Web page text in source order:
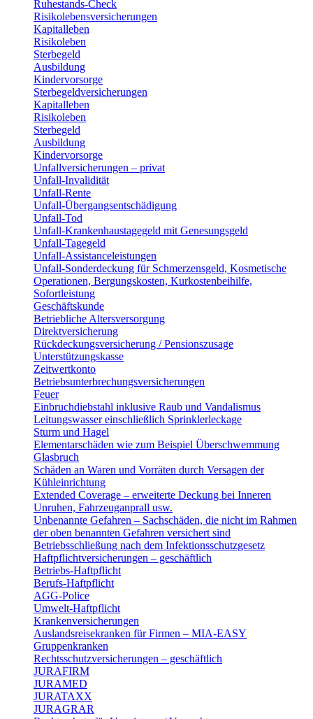
Ruhestands-Check
Risikolebensversicherungen
Kapitalleben
Risikoleben
Sterbegeld
Ausbildung
Kindervorsorge
Sterbegeldversicherungen
Kapitalleben
Risikoleben
Sterbegeld
Ausbildung
Kindervorsorge
Unfallversicherungen – privat
Unfall-Invalidität
Unfall-Rente
Unfall-Übergangsentschädigung
Unfall-Tod
Unfall-Krankenhaustagegeld mit Genesungsgeld
Unfall-Tagegeld
Unfall-Assistanceleistungen
Unfall-Sonderdeckung für Schmerzensgeld, Kosmetische
Operationen, Bergungskosten, Kurkostenbeihilfe,
Sofortleistung
Geschäftskunde
Betriebliche Altersversorgung
Direktversicherung
Rückdeckungsversicherung / Pensionszusage
Unterstützungskasse
Zeitwertkonto
Betriebsunterbrechungsversicherungen
Feuer
Einbruchdiebstahl inklusive Raub und Vandalismus
Leitungswasser einschließlich Sprinklerleckage
Sturm und Hagel
Elementarschäden wie zum Beispiel Überschwemmung
Glasbruch
Schäden an Waren und Vorräten durch Versagen der
Kühleinrichtung
Extended Coverage – erweiterte Deckung bei Inneren
Unruhen, Fahrzeuganprall usw.
Unbenannte Gefahren – Sachschäden, die nicht im Rahmen
der oben benannten Gefahren versichert sind
Betriebsschließung nach dem Infektionsschutzgesetz
Haftpflichtversicherungen – geschäftlich
Betriebs-Haftpflicht
Berufs-Haftpflicht
AGG-Police
Umwelt-Haftpflicht
Krankenversicherungen
Auslandsreisekranken für Firmen – MIA-EASY
Gruppenkranken
Rechtsschutzversicherungen – geschäftlich
JURAFIRM
JURAMED
JURATAXX
JURAGRAR